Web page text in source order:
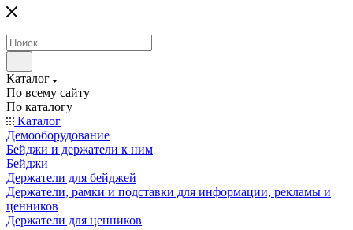
Каталог
По всему сайту
По каталогу
Каталог
Демооборудование
Бейджи и держатели к ним
Бейджи
Держатели для бейджей
Держатели, рамки и подставки для информации, рекламы и
ценников
Держатели для ценников